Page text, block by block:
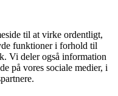
til at virke ordentligt,
funktioner i forhold til
Vi deler også information
på vores sociale medier, i